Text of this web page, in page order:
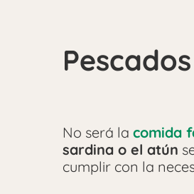
No será la comida
sardina o el atún
cumplir con la